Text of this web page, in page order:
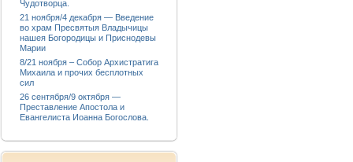
Чудотворца.
21 ноября/4 декабря — Введение
во храм Пресвятыя Владычицы
нашея Богородицы и Приснодевы
Марии
8/21 ноября – Собор Архистратига
Михаила и прочих бесплотных
сил
26 сентября/9 октября —
Преставление Апостола и
Евангелиста Иоанна Богослова.